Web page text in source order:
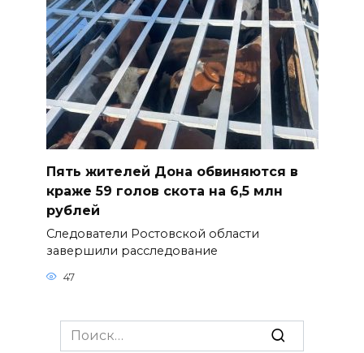
Пять жителей Дона обвиняются в
краже 59 голов скота на 6,5 млн
рублей
Следователи Ростовской области
завершили расследование
47
Search
for: